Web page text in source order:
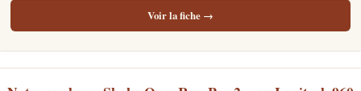
Voir la fiche →